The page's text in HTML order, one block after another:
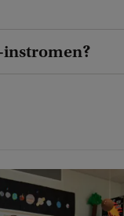
instromen?